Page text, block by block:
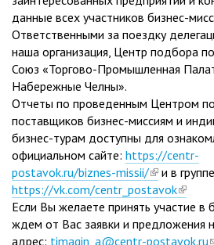
данные всех участников бизнес-
Ответственными за поездку
наша организация, Центр подбора
Союз «Торгово-Промышленная
Набережные Челны».
Отчеты по проведенным Центром
поставщиков бизнес-миссиям и
бизнес-турам доступны для
официальном сайте: https://centr-
postavok.ru/biznes-missii/(link
is
external)
и в
https://vk.com/centr_postavok(link
is
Если Вы желаете принять участие в
ждем от Вас заявки и предложения
адрес: timagin_a@centr-postavok.ru